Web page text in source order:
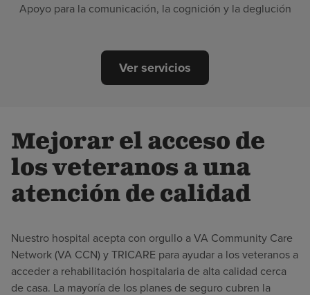
Apoyo para la comunicación, la cognición y la deglución
Ver servicios
Mejorar el acceso de
los veteranos a una
atención de calidad
Nuestro hospital acepta con orgullo a VA Community Care
Network (VA CCN) y TRICARE para ayudar a los veteranos a
acceder a rehabilitación hospitalaria de alta calidad cerca
de casa. La mayoría de los planes de seguro cubren la